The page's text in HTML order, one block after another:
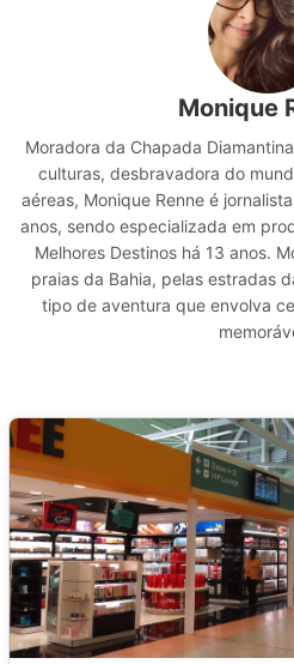
Monique
Moradora da Chapada
culturas, desbravadora do
aéreas, Monique Renne é
anos, sendo especializada em
Melhores Destinos há 13 anos.
praias da Bahia, pelas estradas
tipo de aventura que envolva